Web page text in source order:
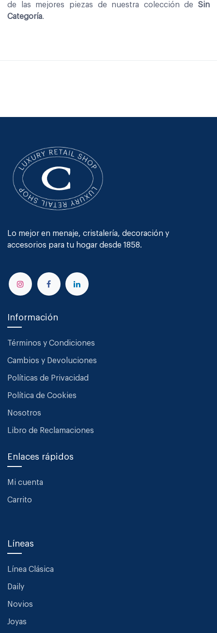
de las mejores piezas de nuestra colección de Sin
Categoría.
Lo mejor en menaje, cristalería, decoración y
accesorios para tu hogar desde 1858.
Información
Términos y Condiciones
Cambios y Devoluciones
Políticas de Privacidad
Política de Cookies
Nosotros
Libro de Reclamaciones
Enlaces rápidos
Mi cuenta
Carrito
Líneas
Línea Clásica
Daily
Novios
Joyas